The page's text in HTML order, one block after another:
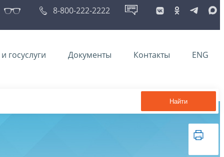
8-800-222-2222
госуслуги Документы Контакты ENG
Найти